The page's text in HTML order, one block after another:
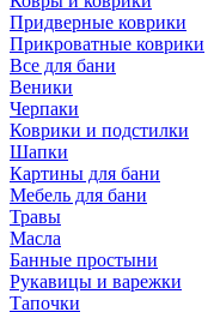
Придверные коврики
Прикроватные коврики
Все для бани
Веники
Черпаки
Коврики и подстилки
Шапки
Картины для бани
Мебель для бани
Травы
Масла
Банные простыни
Рукавицы и варежки
Тапочки